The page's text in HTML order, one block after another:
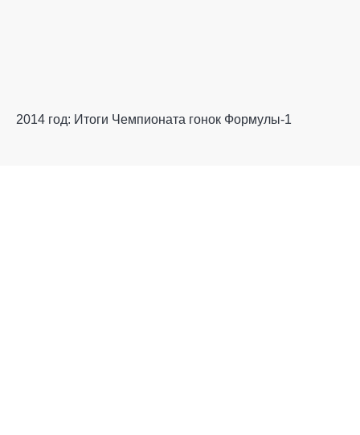
2014 год: Итоги Чемпионата гонок Формулы-1